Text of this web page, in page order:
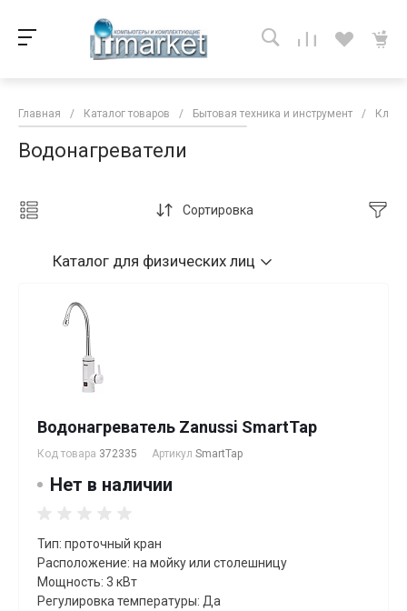
Главная / Каталог товаров / Бытовая техника и инструмент /
Водонагреватели
Сортировка
Каталог для физических лиц
Водонагреватель Zanussi SmartTap
Код товара 372335 Артикул SmartTap
Нет в наличии
Тип: проточный кран
Расположение: на мойку или столешницу
Мощность: 3 кВт
Регулировка температуры: Да